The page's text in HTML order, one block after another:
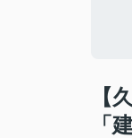
【
「